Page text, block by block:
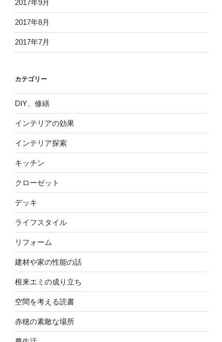
2017年9月
2017年8月
2017年7月
カテゴリー
DIY、修繕
インテリアの効果
インテリア探索
キッチン
クローゼット
デッキ
ライフスタイル
リフォーム
建材や家の性能の話
根来エミの成り立ち
空間を考える読書
赤穂の素敵な場所